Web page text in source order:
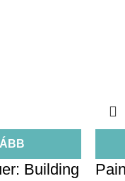
Building